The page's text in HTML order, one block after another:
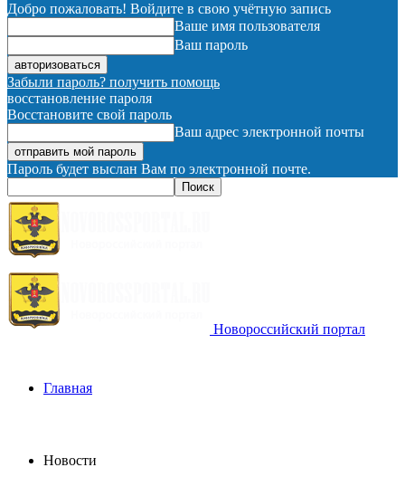
Добро пожаловать! Войдите в свою учётную запись
Ваше имя пользователя
Ваш пароль
Забыли пароль? получить помощь
восстановление пароля
Восстановите свой пароль
Ваш адрес электронной почты
Пароль будет выслан Вам по электронной почте.
Новороссийский портал
Главная
Новости